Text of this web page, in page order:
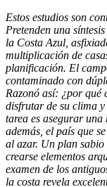
Estos estudios son
Pretenden una
la Costa Azul,
multiplicación de
planificación. El
contaminado con
Razonó así: ¿por qué
disfrutar de su clima
tarea es asegurar una
además, el país que
al azar. Un plan sabio
crearse elementos
examen de los
la costa revela